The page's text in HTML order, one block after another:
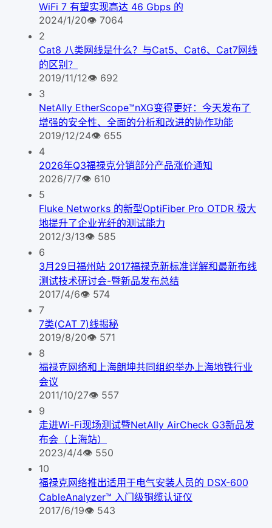
WiFi 7 有望实现高达 46 Gbps 的
2024/1/20👁 7064
2
Cat8 八类网线是什么？与Cat5、Cat6、Cat7网线
的区别？
2019/11/12👁 692
3
NetAlly EtherScope™nXG变得更好：今天发布了
增强的安全性、全面的分析和改进的协作功能
2019/12/24👁 655
4
2026年Q3福禄克分销部分产品涨价通知
2026/7/7👁 610
5
Fluke Networks 的新型OptiFiber Pro OTDR 极大
地提升了企业光纤的测试能力
2012/3/13👁 585
6
3月29日福州站 2017福禄克新标准详解和最新布线
测试技术研讨会-暨新品发布总结
2017/4/6👁 574
7
7类(CAT 7)线揭秘
2019/8/20👁 571
8
福禄克网络和上海朗坤共同组织举办上海地铁行业
会议
2011/10/27👁 557
9
走进Wi-Fi现场测试暨NetAlly AirCheck G3新品发
布会（上海站）
2023/4/4👁 550
10
福禄克网络推出适用于电气安装人员的 DSX-600
CableAnalyzer™ 入门级铜缆认证仪
2017/6/19👁 543